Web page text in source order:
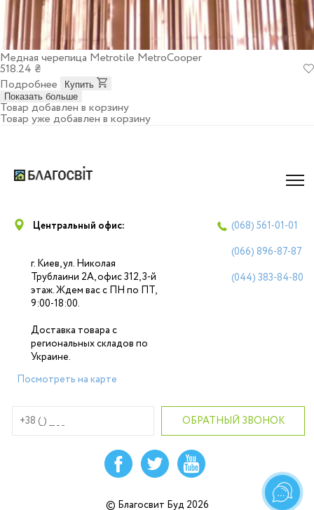
Медная черепица Metrotile MetroCooper
518.24 ₴
Подробнее
Купить
Показать больше
Товар добавлен в корзину
Товар уже добавлен в корзину
Центральный офис:
г. Киев, ул. Николая
Трублаини 2А, офис 312, 3-й
этаж. Ждем вас с ПН по ПТ,
9:00-18:00.
Доставка товара с
региональных складов по
Украине.
Посмотреть на карте
(068) 561-01-01
(066) 896-87-87
(044) 383-84-80
© Благосвит Буд 2026